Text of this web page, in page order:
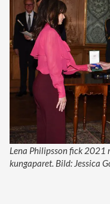
Lena Philipsson fick 2021
kungaparet. Bild: Jessica